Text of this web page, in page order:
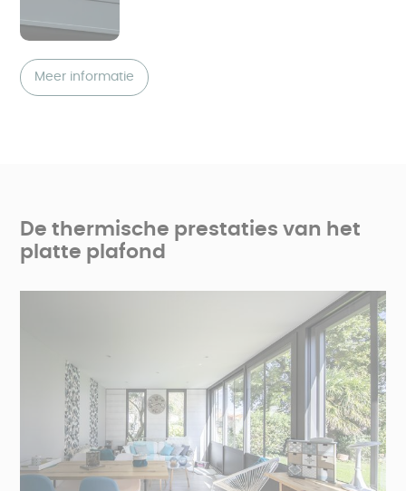
Meer informatie
De thermische prestaties van het
platte plafond